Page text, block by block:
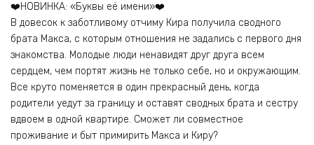
❤️НОВИНКА: «Буквы её имени»❤️
В довесок к заботливому отчиму Кира получила сводного
брата Макса, с которым отношения не задались с первого дня
знакомства. Молодые люди ненавидят друг друга всем
сердцем, чем портят жизнь не только себе, но и окружающим.
Все круто поменяется в один прекрасный день, когда
родители уедут за границу и оставят сводных брата и сестру
вдвоем в одной квартире. Сможет ли совместное
проживание и быт примирить Макса и Киру?